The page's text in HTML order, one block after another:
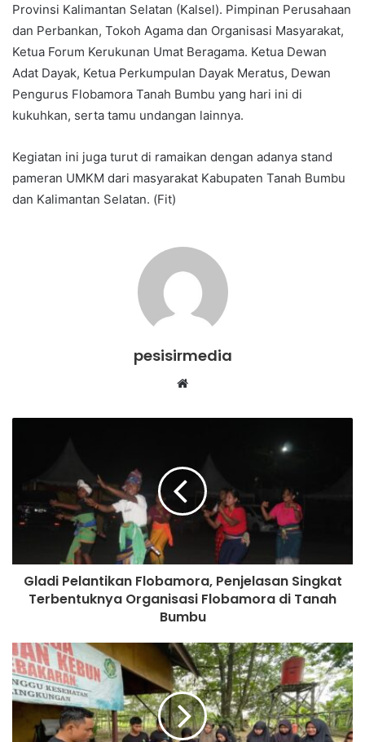
Provinsi Kalimantan Selatan (Kalsel). Pimpinan Perusahaan
dan Perbankan, Tokoh Agama dan Organisasi Masyarakat,
Ketua Forum Kerukunan Umat Beragama. Ketua Dewan
Adat Dayak, Ketua Perkumpulan Dayak Meratus, Dewan
Pengurus Flobamora Tanah Bumbu yang hari ini di
kukuhkan, serta tamu undangan lainnya.
Kegiatan ini juga turut di ramaikan dengan adanya stand
pameran UMKM dari masyarakat Kabupaten Tanah Bumbu
dan Kalimantan Selatan. (Fit)
pesisirmedia
Website
Gladi Pelantikan Flobamora, Penjelasan Singkat
Terbentuknya Organisasi Flobamora di Tanah
Bumbu